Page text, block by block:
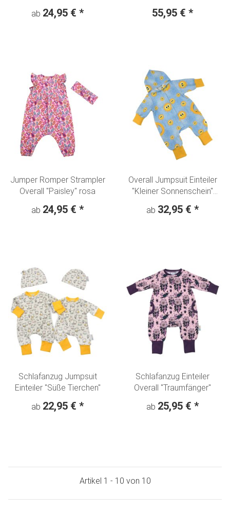
ab 24,95 € * 55,95 € *
Jumper Romper Strampler
Overall "Paisley" rosa
ab 24,95 € *
Overall Jumpsuit Einteiler
"Kleiner Sonnenschein"
ab 32,95 € *
Schlafanzug Jumpsuit
Einteiler "Süße Tierchen"
ab 22,95 € *
Schlafanzug Einteiler
Overall "Traumfänger"
ab 25,95 € *
Artikel 1 - 10 von 10